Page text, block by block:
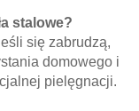
stalowe?
się zabrudzą,
domowego i
pielęgnacji.